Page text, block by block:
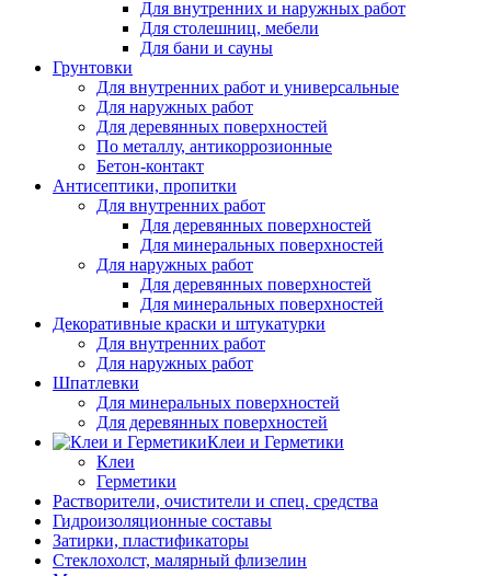
Для внутренних и наружных работ
Для столешниц, мебели
Для бани и сауны
Грунтовки
Для внутренних работ и универсальные
Для наружных работ
Для деревянных поверхностей
По металлу, антикоррозионные
Бетон-контакт
Антисептики, пропитки
Для внутренних работ
Для деревянных поверхностей
Для минеральных поверхностей
Для наружных работ
Для деревянных поверхностей
Для минеральных поверхностей
Декоративные краски и штукатурки
Для внутренних работ
Для наружных работ
Шпатлевки
Для минеральных поверхностей
Для деревянных поверхностей
Клеи и Герметики
Клеи
Герметики
Растворители, очистители и спец. средства
Гидроизоляционные составы
Затирки, пластификаторы
Стеклохолст, малярный флизелин